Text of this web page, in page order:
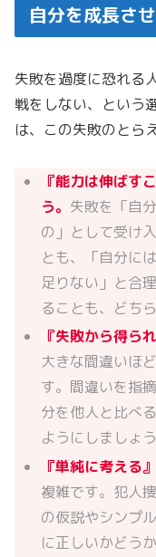
自分を成長さ
失敗を過度に恐れる
戦をしない、という
は、この失敗のとら
『能力は伸ばす
う。 失敗を「自
の」として受け
とも、「自分に
足りない」と合
ることも、どち
『失敗から得ら
大きな間違いほ
す。間違いを指
分を他人と比べ
ようにしましょう
『単純に考える
複雑です。犯人
の仮説やシンプ
に正しいかどう